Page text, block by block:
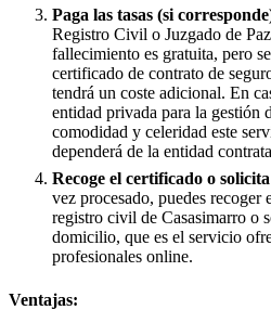
Paga las tasas (si
Registro Civil o Juzgado de
fallecimiento es gratuita, pero
certificado de contrato de
tendrá un coste adicional. En
entidad privada para la gestión
comodidad y celeridad este
dependerá de la entidad
Recoge el certificado o
vez procesado, puedes
registro civil de Casasimarro o
domicilio, que es el servicio
profesionales online.
Ventajas: